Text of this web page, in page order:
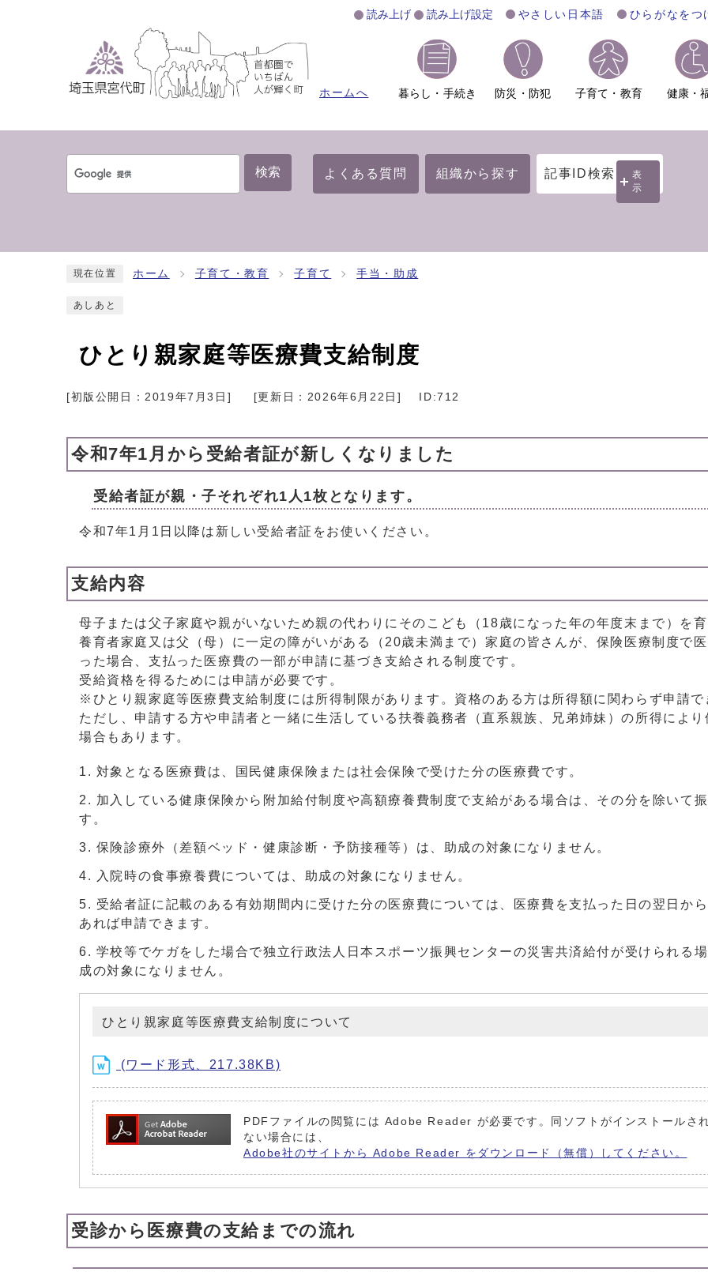
読み上げ 読み上げ設定 やさしい日本語 ひらがなをつ
ホームへ 暮らし・手続き 防災・防犯 子育て・教育 健康・
検索 よくある質問 組織から探す 記事ID検索
表
示
現在位置 ホーム 子育て・教育 子育て 手当・助成
あしあと
ひとり親家庭等医療費支給制度
[初版公開日：2019年7月3日 ] [更新日： 2026年6月22日 ] ID:712
令和7年1月から受給者証が新しくなりました
受給者証が親・子それぞれ1人1枚となります。
令和7年1月1日以降は新しい受給者証をお使いください。
支給内容
母子または父子家庭や親がいないため親の代わりにそのこども（18歳になった年の年度末まで）を育
養育者家庭又は父（母）に一定の障がいがある（20歳未満まで）家庭の皆さんが、保険医療制度で
った場合、支払った医療費の一部が申請に基づき支給される制度です。
受給資格を得るためには申請が必要です。
※ひとり親家庭等医療費支給制度には所得制限があります。資格のある方は所得額に関わらず申請で
ただし、申請する方や申請者と一緒に生活している扶養義務者（直系親族、兄弟姉妹）の所得により
場合もあります。
対象となる医療費は、国民健康保険または社会保険で受けた分の医療費です。
加入している健康保険から附加給付制度や高額療養費制度で支給がある場合は、その分を除いて振
す。
保険診療外（差額ベッド・健康診断・予防接種等）は、助成の対象になりません。
入院時の食事療養費については、助成の対象になりません。
受給者証に記載のある有効期間内に受けた分の医療費については、医療費を支払った日の翌日か
あれば申請できます。
学校等でケガをした場合で独立行政法人日本スポーツ振興センターの災害共済給付が受けられる
成の対象になりません。
ひとり親家庭等医療費支給制度について
(ワード形式、217.38KB)
PDFファイルの閲覧には Adobe Reader が必要です。同ソフトがインストールさ
ない場合には、
Adobe社のサイトから Adobe Reader をダウンロード（無償）してください。
受診から医療費の支給までの流れ